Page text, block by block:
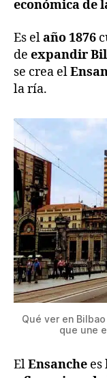
económica de
Es elaño 1876
de expandir
se crea el
la ría.
Qué ver en
que une
ElEnsanche es